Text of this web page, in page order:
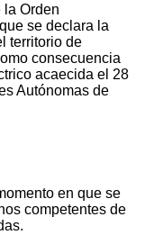
la Orden
se declara la
territorio de
consecuencia
acaecida el 28
Autónomas de
en que se
competentes de